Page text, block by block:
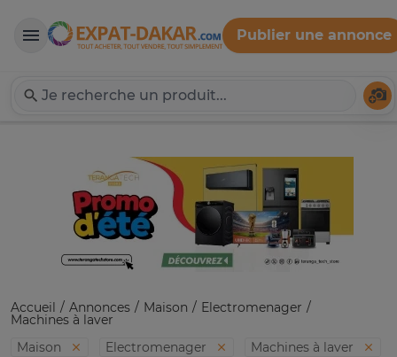
Expat-Dakar
Publier une annonce
Accueil Annonces Maison Electromenager
Machines à laver
Maison
Electromenager Machines à laver